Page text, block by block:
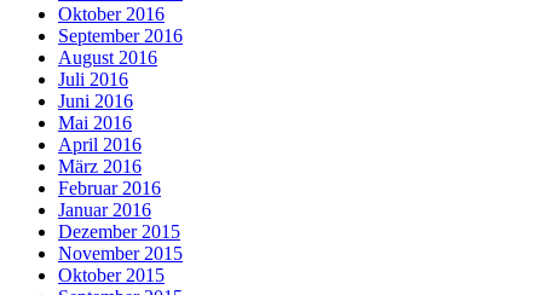
Oktober 2016
September 2016
August 2016
Juli 2016
Juni 2016
Mai 2016
April 2016
März 2016
Februar 2016
Januar 2016
Dezember 2015
November 2015
Oktober 2015